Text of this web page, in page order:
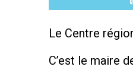
Le Centre
C’est le maire